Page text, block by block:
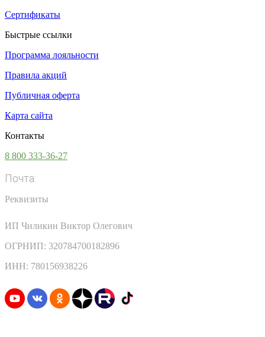
Сертификаты
Быстрые ссылки
Программа лояльности
Правила акций
Публичная оферта
Карта сайта
Контакты
8 800 333-36-27
Почта:
Реквизиты
ИП Чиликин Виктор Олегович
ОГРНИП: 320784700182896
ИНН: 780156938226